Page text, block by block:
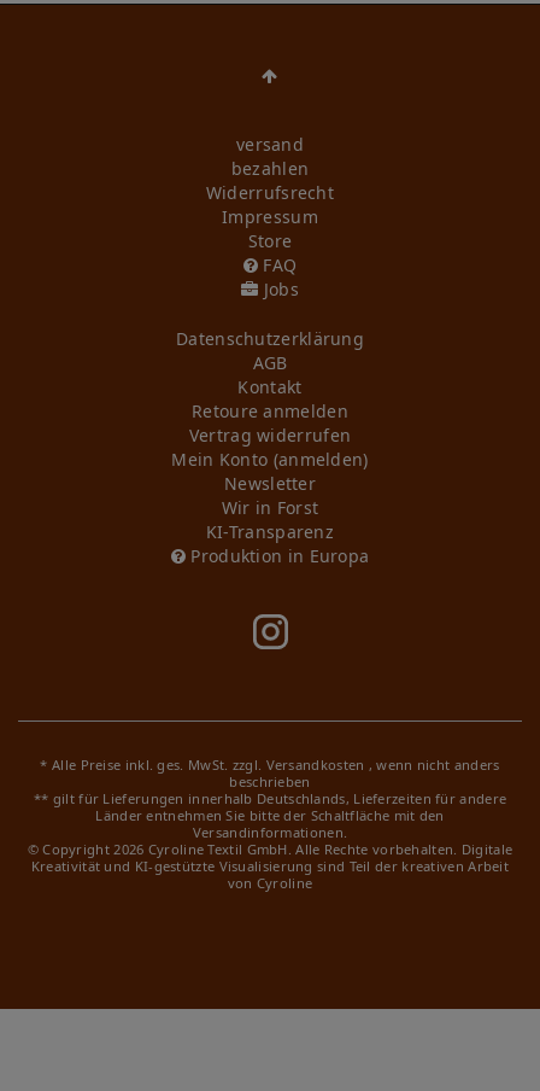
versand
bezahlen
Widerrufs­recht
Impressum
Store
FAQ
Jobs
Daten­schutz­erklärung
AGB
Kontakt
Retoure anmelden
Vertrag widerrufen
Mein Konto (anmelden)
Newsletter
Wir in Forst
KI-Transparenz
Produktion in Europa
* Alle Preise inkl. ges. MwSt. zzgl. Versandkosten , wenn nicht anders
beschrieben
** gilt für Lieferungen innerhalb Deutschlands, Lieferzeiten für andere
Länder entnehmen Sie bitte der Schaltfläche mit den
Versandinformationen.
© Copyright 2026 Cyroline Textil GmbH. Alle Rechte vorbehalten. Digitale
Kreativität und KI-gestützte Visualisierung sind Teil der kreativen Arbeit
von Cyroline